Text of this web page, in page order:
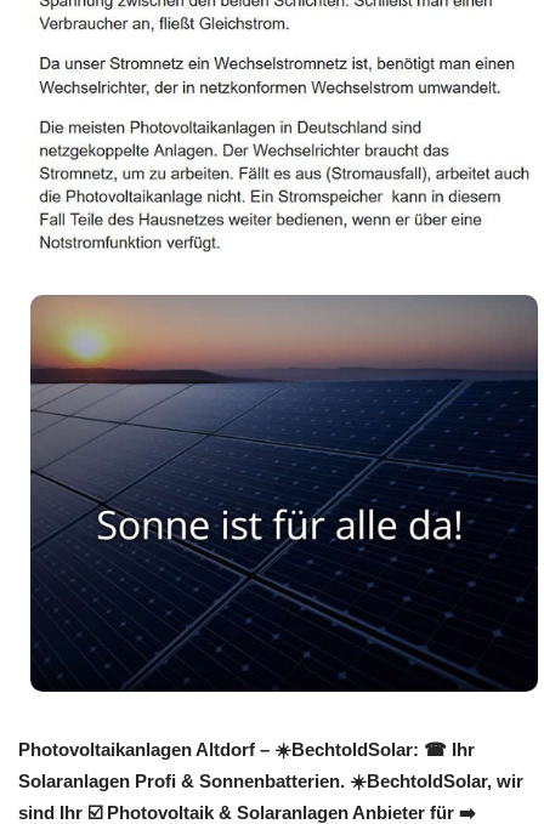
Photovoltaikanlagen Altdorf – ☀️BechtoldSolar: ☎ Ihr
Solaranlagen Profi & Sonnenbatterien. ☀️BechtoldSolar, wir
sind Ihr ☑️ Photovoltaik & Solaranlagen Anbieter für ➡️